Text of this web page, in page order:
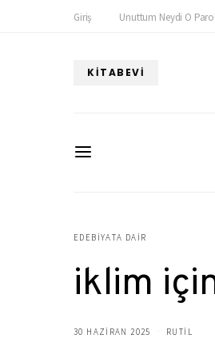
Giriş Unuttum Neydi O
KITABEVI
EDEBIYATA DAIR
iklim
30 HAZIRAN 2025 RUTIL